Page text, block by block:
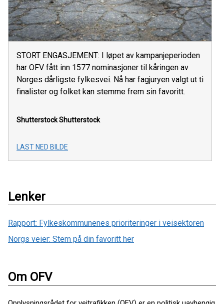
STORT ENGASJEMENT: I løpet av kampanjeperioden
har OFV fått inn 1577 nominasjoner til kåringen av
Norges dårligste fylkesvei. Nå har fagjuryen valgt ut ti
finalister og folket kan stemme frem sin favoritt.
ShutterstockShutterstock
LAST NED BILDE
Lenker
Rapport: Fylkeskommunenes prioriteringer i veisektoren
Norgs veier: Stem på din favoritt her
Om OFV